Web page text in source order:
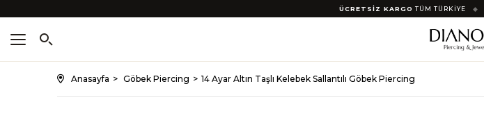
ÜCRETSİZ KARGO TÜM TÜRKİYE ◆
Anasayfa Göbek Piercing 14 Ayar Altın Taşlı Kelebek Sallantılı Göbek Piercing